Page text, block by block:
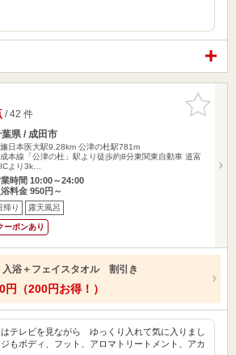
お気に入
りに追加
/ 42 件
県 / 成田市
日本医大駅9.28km 公津の杜駅781m
本線「公津の杜」駅より徒歩約8分東関東自動車 道富
より3k…
時間 10:00～24:00
浴料金 950円～
帰り 露天風呂
ーポンあり
入浴＋フェイスタオル 割引き
円（200円お得！）
テレビを見ながら ゆっくり入れて気に入りまし
もボディ、フット、アロマトリートメント、アカ